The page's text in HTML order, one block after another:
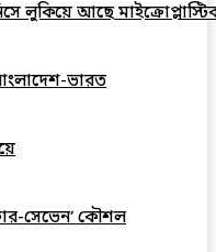
লুকিয়ে আছে
ভারত
সেভেন’ কৌশল